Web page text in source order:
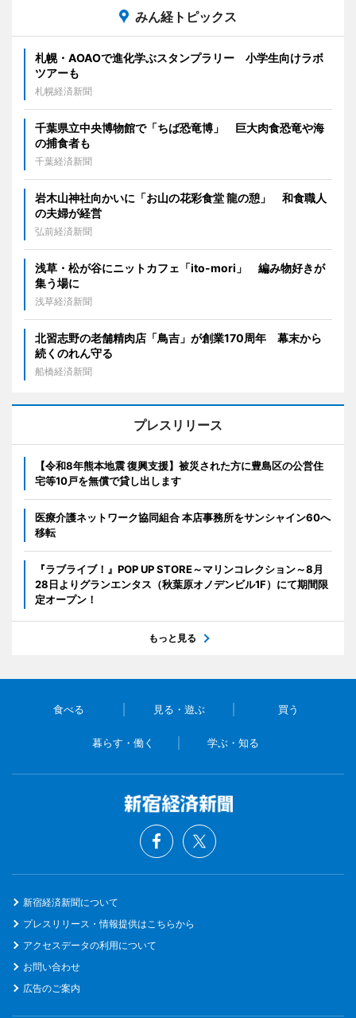
みん経トピックス
札幌・AOAOで進化学ぶスタンプラリー 小学生向けラボ
ツアーも
札幌経済新聞
千葉県立中央博物館で「ちば恐竜博」 巨大肉食恐竜や海
の捕食者も
千葉経済新聞
岩木山神社向かいに「お山の花彩食堂 龍の憩」 和食職人
の夫婦が経営
弘前経済新聞
浅草・松が谷にニットカフェ「ito-mori」 編み物好きが
集う場に
浅草経済新聞
北習志野の老舗精肉店「鳥吉」が創業170周年 幕末から
続くのれん守る
船橋経済新聞
プレスリリース
【令和8年熊本地震 復興支援】被災された方に豊島区の公営住
宅等10戸を無償で貸し出します
医療介護ネットワーク協同組合 本店事務所をサンシャイン60へ
移転
『ラブライブ！』POP UP STORE～マリンコレクション～8月
28日よりグランエンタス（秋葉原オノデンビル1F）にて期間限
定オープン！
もっと見る
食べる 見る・遊ぶ 買う
暮らす・働く 学ぶ・知る
新宿経済新聞について
プレスリリース・情報提供はこちらから
アクセスデータの利用について
お問い合わせ
広告のご案内